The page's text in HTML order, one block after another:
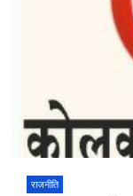
राजनीति